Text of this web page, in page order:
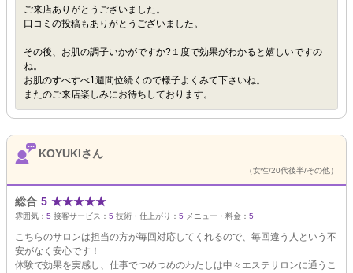
ご来店ありがとうございました。
口コミの投稿もありがとうございました。
その後、お肌の調子いかがですか?１度で効果がわかると嬉しいですの
ね。
お肌のすべすべ1週間位続くので様子よくみて下さいね。
またのご来店楽しみにお待ちしております。
KOYUKIさん
（女性/20代後半/その他）
総合 5 ★★★★★
雰囲気： 5 接客サービス： 5 技術・仕上がり： 5 メニュー・料金： 5
こちらのサロンは担当の方が毎回対応してくれるので、毎回違う人という不
安がなく安心です！
体験で効果を実感し、仕事でつめつめのわたしは中々エステサロンに通うこ